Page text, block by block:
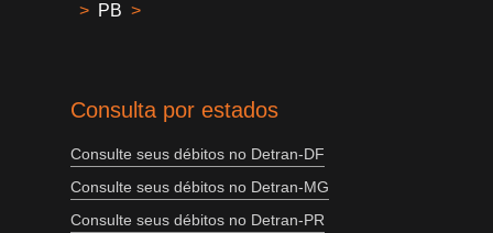
> PB >
Consulta por estados
Consulte seus débitos no Detran-DF
Consulte seus débitos no Detran-MG
Consulte seus débitos no Detran-PR